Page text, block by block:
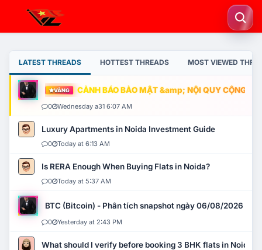
LATEST THREADS HOTTEST THREADS MOST VIEWED
VÀNG CẢNH BÁO BẢO MẬT &amp; NỘI QUY CỘNG
0 Wednesday a31 6:07 AM
Luxury Apartments in Noida Investment Guide
0 Today at 6:13 AM
Is RERA Enough When Buying Flats in Noida?
0 Today at 5:37 AM
BTC (Bitcoin) - Phân tích snapshot ngày 06/08/2026
0 Yesterday at 2:43 PM
What should I verify before booking 3 BHK flats in Noida?